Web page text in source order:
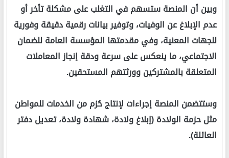
وبين أن المنصة ستسهم في التغلب على مشكلة تأخر أو
عدم الإبلاغ عن الوفيات، وتوفير بيانات رقمية دقيقة وفورية
للجهات المعنية، وفي مقدمتها المؤسسة العامة للضمان
الاجتماعي، ما ينعكس على سرعة ودقة إنجاز المعاملات
المتعلقة بالمشتركين وورثتهم المستحقين.
وستتضمن المنصة إجراءات لإنتاج حُزم من الخدمات للمواطن
مثل حزمة الولادة (إبلاغ ولادة، شهادة ولادة، تعديل دفتر
العائلة).